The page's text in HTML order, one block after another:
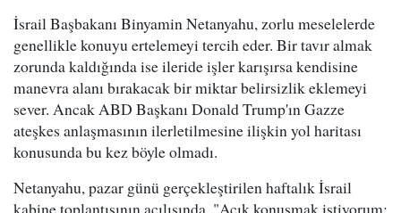
İsrail Başbakanı Binyamin Netanyahu, zorlu meselelerde
genellikle konuyu ertelemeyi tercih eder. Bir tavır almak
zorunda kaldığında ise ileride işler karışırsa kendisine
manevra alanı bırakacak bir miktar belirsizlik eklemeyi
sever. Ancak ABD Başkanı Donald Trump'ın Gazze
ateşkes anlaşmasının ilerletilmesine ilişkin yol haritası
konusunda bu kez böyle olmadı.
Netanyahu, pazar günü gerçekleştirilen haftalık İsrail